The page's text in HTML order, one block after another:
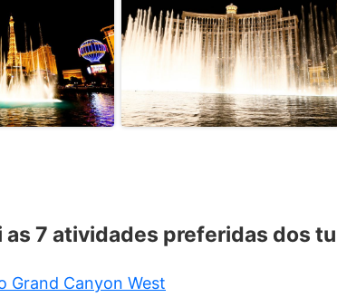
as 7 atividades preferidas dos
Grand Canyon West